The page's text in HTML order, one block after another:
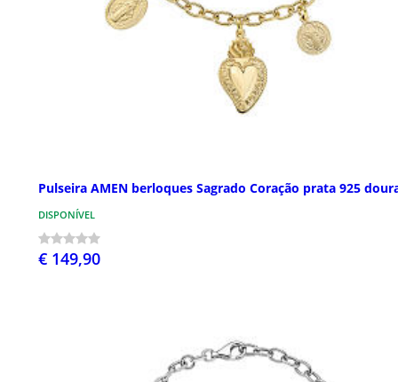
Pulseira AMEN berloques Sagrado Coração prata 925
DISPONÍVEL
€ 149,90